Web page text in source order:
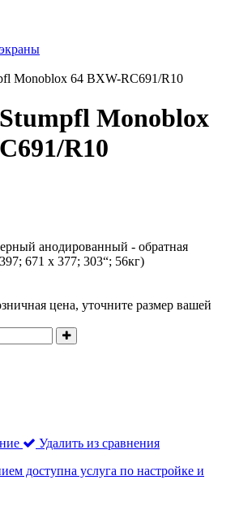
Monoblox 64 BXW-RC691/R10
Monoblox
R10
анодированный - обратная
671 x 377; 303“; 56кг)
цена, уточните размер вашей
Удалить из сравнения
доступна услуга по настройке и